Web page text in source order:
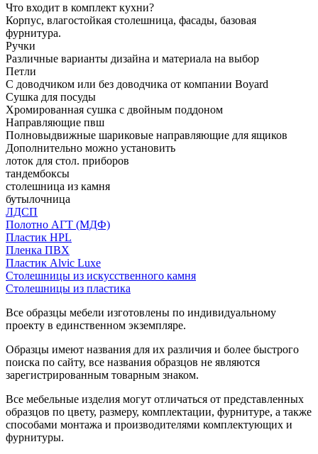
Что входит в комплект кухни?
Корпус, влагостойкая столешница, фасады, базовая
фурнитура.
Ручки
Различные варианты дизайна и материала на выбор
Петли
С доводчиком или без доводчика от компании Boyard
Сушка для посуды
Хромированная сушка с двойным поддоном
Направляющие пвш
Полновыдвижные шариковые направляющие для ящиков
Дополнительно можно установить
лоток для стол. приборов
тандембоксы
столешница из камня
бутылочница
ЛДСП
Полотно АГТ (МДФ)
Пластик HPL
Пленка ПВХ
Пластик Alvic Luxe
Столешницы из искусственного камня
Столешницы из пластика
Все образцы мебели изготовлены по индивидуальному
проекту в единственном экземпляре.
Образцы имеют названия для их различия и более быстрого
поиска по сайту, все названия образцов не являются
зарегистрированным товарным знаком.
Все мебельные изделия могут отличаться от представленных
образцов по цвету, размеру, комплектации, фурнитуре, а также
способами монтажа и производителями комплектующих и
фурнитуры.